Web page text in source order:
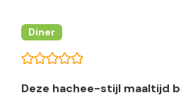
Diner
Deze hachee-stijl maaltijd